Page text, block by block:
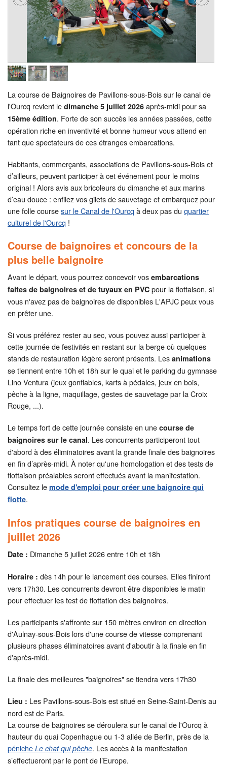
La course de Baignoires de Pavillons-sous-Bois sur le canal de
l'Ourcq revient le dimanche 5 juillet 2026 après-midi pour sa
15ème édition. Forte de son succès les années passées, cette
opération riche en inventivité et bonne humeur vous attend en
tant que spectateurs de ces étranges embarcations.
Habitants, commerçants, associations de Pavillons-sous-Bois et
d’ailleurs, peuvent participer à cet événement pour le moins
original ! Alors avis aux bricoleurs du dimanche et aux marins
d’eau douce : enfilez vos gilets de sauvetage et embarquez pour
une folle coursesur le Canal de l'Ourcqà deux pas du quartier
culturel de l'Ourcq !
Course de baignoires et concours de la
plus belle baignoire
Avant le départ, vous pourrez concevoir vos embarcations
faites de baignoires et de tuyaux en PVC pour la flottaison, si
vous n'avez pas de baignoires de disponibles L'APJC peux vous
en prêter une.
Si vous préférez rester au sec, vous pouvez aussi participer à
cette journée de festivités en restant sur la berge où quelques
stands de restauration légère seront présents. Les animations
se tiennent entre 10h et 18h sur le quai et le parking du gymnase
Lino Ventura (jeux gonflables, karts à pédales, jeux en bois,
pêche à la ligne, maquillage, gestes de sauvetage par la Croix
Rouge, ...).
Le temps fort de cette journée consiste en une course de
baignoires sur le canal. Les concurrents participeront tout
d'abord à des éliminatoires avant la grande finale des baignoires
en fin d’après-midi. À noter qu'une homologation et des tests de
flottaison préalables seront effectués avant la manifestation.
Consultez le mode d'emploi pour créer une baignoire qui
flotte.
Infos pratiques course de baignoires en
juillet 2026
Date : Dimanche 5 juillet 2026 entre 10h et 18h
Horaire : dès 14h pour le lancement des courses. Elles finiront
vers 17h30. Les concurrents devront être disponibles le matin
pour effectuer les test de flottation des baignoires.
Les participants s'affronte sur 150 mètres environ en direction
d'Aulnay-sous-Bois lors d'une course de vitesse comprenant
plusieurs phases éliminatoires avant d'aboutir à la finale en fin
d'après-midi.
La finale des meilleures "baignoires" se tiendra vers 17h30
Lieu : Les Pavillons-sous-Bois est situé en Seine-Saint-Denis au
nord est de Paris.
La course de baignoires se déroulera sur le canal de l'Ourcq à
hauteur du quai Copenhague ou 1-3 allée de Berlin, près de la
péniche Le chat qui pêche. Les accès à la manifestation
s’effectueront par le pont de l’Europe.